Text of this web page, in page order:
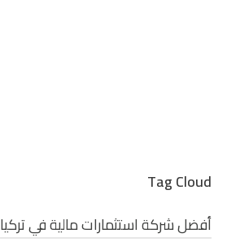
Tag Cloud
أفضل شركة استثمارات مالية في تركيا